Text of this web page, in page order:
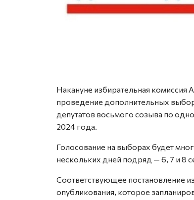
Накануне избирательная комиссия
проведение дополнительных
депутатов восьмого созыва по
2024 года.
Голосование на выборах будет
нескольких дней подряд — 6, 7 и 8
Соответствующее постановление
опубликования, которое